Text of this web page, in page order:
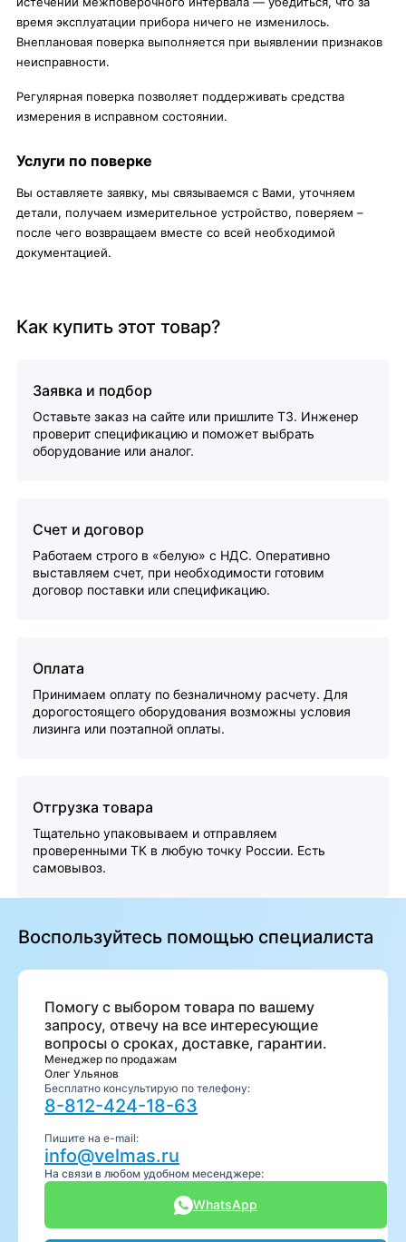
время эксплуатации прибора ничего не изменилось.
Внеплановая поверка выполняется при выявлении признаков
неисправности.
Регулярная поверка позволяет поддерживать средства
измерения в исправном состоянии.
Услуги по поверке
Вы оставляете заявку, мы связываемся с Вами, уточняем
детали, получаем измерительное устройство, поверяем –
после чего возвращаем вместе со всей необходимой
документацией.
Как купить этот товар?
Заявка и подбор
Оставьте заказ на сайте или пришлите ТЗ. Инженер
проверит спецификацию и поможет выбрать
оборудование или аналог.
Счет и договор
Работаем строго в «белую» с НДС. Оперативно
выставляем счет, при необходимости готовим
договор поставки или спецификацию.
Оплата
Принимаем оплату по безналичному расчету. Для
дорогостоящего оборудования возможны условия
лизинга или поэтапной оплаты.
Отгрузка товара
Тщательно упаковываем и отправляем
проверенными ТК в любую точку России. Есть
самовывоз.
Воспользуйтесь помощью специалиста
Помогу с выбором товара по вашему
запросу, отвечу на все интересующие
вопросы о сроках, доставке, гарантии.
Менеджер по продажам
Олег Ульянов
Бесплатно консультирую по телефону:
8-812-424-18-63
Пишите на e-mail:
info@velmas.ru
На связи в любом удобном месенджере:
WhatsApp